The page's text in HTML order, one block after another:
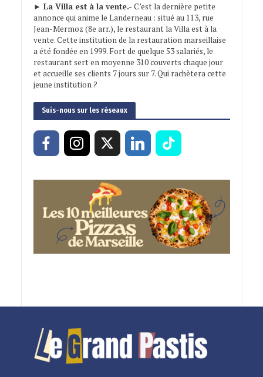
► La Villa est à la vente.- C’est la dernière petite
annonce qui anime le Landerneau : situé au 113, rue
Jean-Mermoz (8e arr.), le restaurant la Villa est à la
vente. Cette institution de la restauration marseillaise
a été fondée en 1999. Fort de quelque 53 salariés, le
restaurant sert en moyenne 310 couverts chaque jour
et accueille ses clients 7 jours sur 7. Qui rachètera cette
jeune institution ?
Suis-nous sur les réseaux